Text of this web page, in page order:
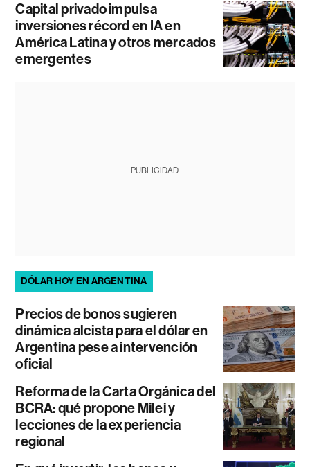
Capital privado impulsa
inversiones récord en IA en
América Latina y otros mercados
emergentes
PUBLICIDAD
DÓLAR HOY EN ARGENTINA
Precios de bonos sugieren
dinámica alcista para el dólar en
Argentina pese a intervención
oficial
Reforma de la Carta Orgánica del
BCRA: qué propone Milei y
lecciones de la experiencia
regional